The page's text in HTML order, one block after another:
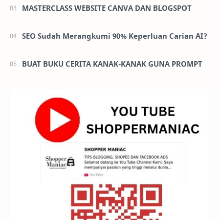
MASTERCLASS WEBSITE CANVA DAN BLOGSPOT
SEO Sudah Merangkumi 90% Keperluan Carian AI?
BUAT BUKU CERITA KANAK-KANAK GUNA PROMPT